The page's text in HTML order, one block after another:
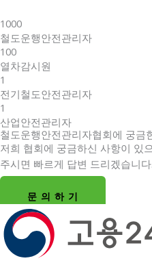
1000
철도운행안전관리자
100
열차감시원
1
전기철도안전관리자
1
산업안전관리자
철도운행안전관리자협회에 궁금
저희 협회에 궁금하신 사항이 있
주시면 빠르게 답변 드리겠습니다.
문 의 하 기